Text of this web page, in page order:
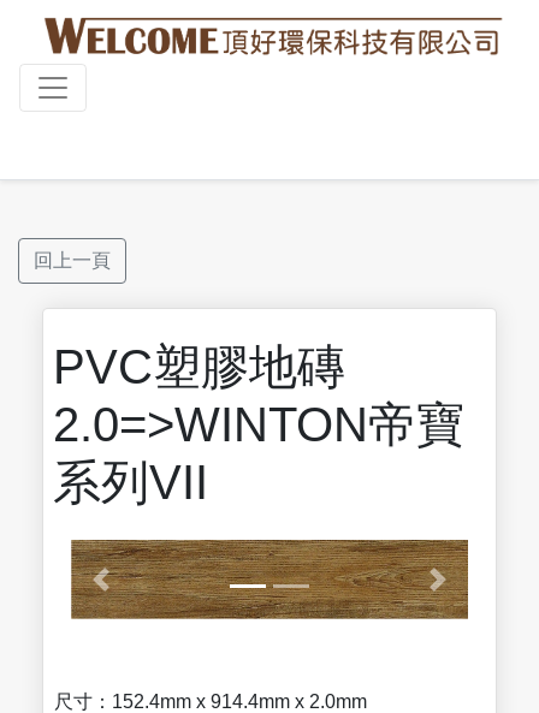
回上一頁
PVC塑膠地磚
2.0=>WINTON帝寶
系列VII
尺寸：152.4mm x 914.4mm x 2.0mm